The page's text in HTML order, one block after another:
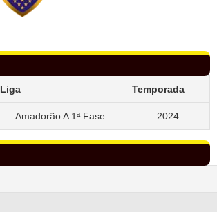
Liga Temporada
Amadorão A 1ª Fase 2024